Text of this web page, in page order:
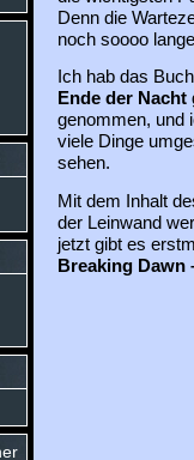
Denn die
noch soooo
Ich hab das Buch
Ende der Nacht
genommen, und
viele Dinge
sehen.
Mit dem Inhalt
der Leinwand
jetzt gibt es
Breaking Dawn